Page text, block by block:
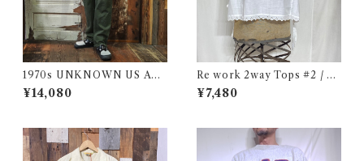
1970s UNKNOWN US AR
MY Style Utility Pants / Ba
ker 70年代 米軍 ベイカー パ
¥14,080
Re work 2way Tops #2 / リ
ワーク 2way トップス 古着
¥7,480